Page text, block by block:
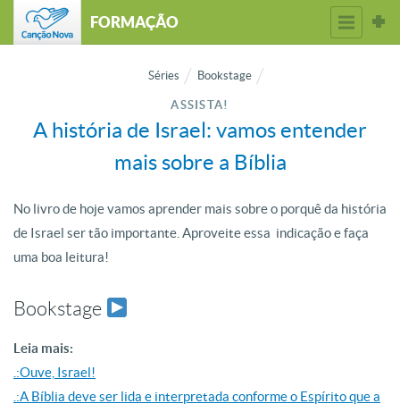
FORMAÇÃO
Séries Bookstage
ASSISTA!
A história de Israel: vamos entender
mais sobre a Bíblia
No livro de hoje vamos aprender mais sobre o porquê da história
de Israel ser tão importante. Aproveite essa indicação e faça
uma boa leitura!
Bookstage
Leia mais:
.:Ouve, Israel!
.:A Bíblia deve ser lida e interpretada conforme o Espírito que a